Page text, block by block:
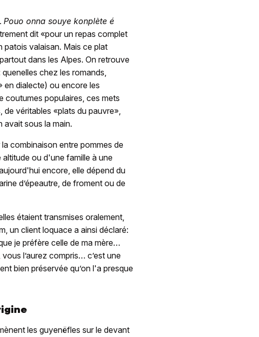
Pouo onna souye konplète é
dit «pour un repas complet
patois valaisan. Mais ce plat
dans les Alpes. On retrouve
chez les romands,
en dialecte) ou encore les
coutumes populaires, ces mets
véritables «plats du pauvre»,
avait sous la main.
combinaison entre pommes de
ou d'une famille à une
encore, elle dépend du
d’épeautre, de froment ou de
étaient transmises oralement,
un client loquace a ainsi déclaré:
je préfère celle de ma mère…
l’aurez compris… c’est une
bien préservée qu’on l'a presque
les guyenëfles sur le devant